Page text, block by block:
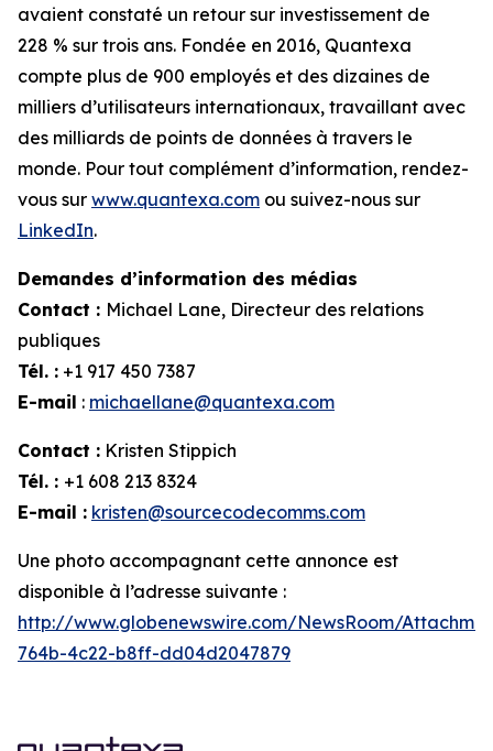
avaient constaté un retour sur investissement de
228 % sur trois ans. Fondée en 2016, Quantexa
compte plus de 900 employés et des dizaines de
milliers d’utilisateurs internationaux, travaillant avec
des milliards de points de données à travers le
monde. Pour tout complément d’information, rendez-
vous sur www.quantexa.com ou suivez-nous sur
LinkedIn.
Demandes d’information des médias
Contact : Michael Lane, Directeur des relations
publiques
Tél. : +1 917 450 7387
E-mail : michaellane@quantexa.com
Contact : Kristen Stippich
Tél. : +1 608 213 8324
E-mail : kristen@sourcecodecomms.com
Une photo accompagnant cette annonce est
disponible à l’adresse suivante :
http://www.globenewswire.com/NewsRoom/
764b-4c22-b8ff-dd04d2047879